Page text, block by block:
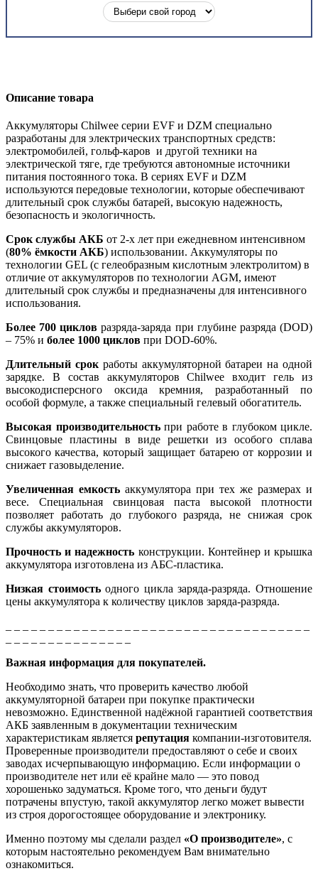
Описание товара
Аккумуляторы Chilwee серии EVF и DZM специально
разработаны для электрических транспортных средств:
электромобилей, гольф-каров и другой техники на
электрической тяге, где требуются автономные источники
питания постоянного тока. В сериях EVF и DZM
используются передовые технологии, которые обеспечивают
длительный срок службы батарей, высокую надежность,
безопасность и экологичность.
Срок службы АКБ от 2-х лет при ежедневном интенсивном
(80% ёмкости АКБ) использовании. Аккумуляторы по
технологии GEL (с гелеобразным кислотным электролитом) в
отличие от аккумуляторов по технологии AGM, имеют
длительный срок службы и предназначены для интенсивного
использования.
Более 700 циклов разряда-заряда при глубине разряда (DOD)
– 75% и более 1000 циклов при DOD-60%.
Длительный срокработы аккумуляторной батареи на одной
зарядке. В состав аккумуляторов Chilwee входит гель из
высокодисперсного оксида кремния, разработанный по
особой формуле, а также специальный гелевый обогатитель.
Высокая производительностьпри работе в глубоком цикле.
Свинцовые пластины в виде решетки из особого сплава
высокого качества, который защищает батарею от коррозии и
снижает газовыделение.
Увеличенная емкость аккумулятора при тех же размерах и
весе. Специальная свинцовая паста высокой плотности
позволяет работать до глубокого разряда, не снижая срок
службы аккумуляторов.
Прочность и надежность конструкции. Контейнер и крышка
аккумулятора изготовлена из АБС-пластика.
Низкая стоимостьодного цикла заряда-разряда. Отношение
цены аккумулятора к количеству циклов заряда-разряда.
Важная информация для покупателей.
Необходимо знать, что проверить качество любой
аккумуляторной батареи при покупке практически
невозможно. Единственной надёжной гарантией соответствия
АКБ заявленным в документации техническим
характеристикам является репутация компании-изготовителя.
Проверенные производители предоставляют о себе и своих
заводах исчерпывающую информацию. Если информации о
производителе нет или её крайне мало — это повод
хорошенько задуматься. Кроме того, что деньги будут
потрачены впустую, такой аккумулятор легко может вывести
из строя дорогостоящее оборудование и электронику.
Именно поэтому мы сделали раздел «О производителе», с
которым настоятельно рекомендуем Вам внимательно
ознакомиться.